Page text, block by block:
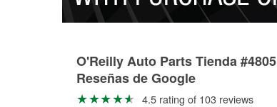
O'Reilly Auto Parts Tienda #4805
Reseñas de Google
4.5 rating of 103 reviews